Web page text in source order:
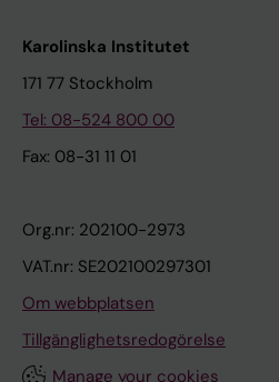
Karolinska Institutet
171 77 Stockholm
Tel: 08-524 800 00
Fax: 08-31 11 01
Org.nr: 202100-2973
VAT.nr: SE202100297301
Om webbplatsen
Tillgänglighetsredogörelse
Manage your cookies